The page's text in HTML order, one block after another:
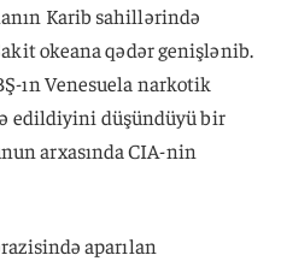
Karib sahillərində
okeana qədər genişlənib.
ın Venesuela narkotik
edildiyini düşündüyü bir
arxasında CIA-nin
aparılan